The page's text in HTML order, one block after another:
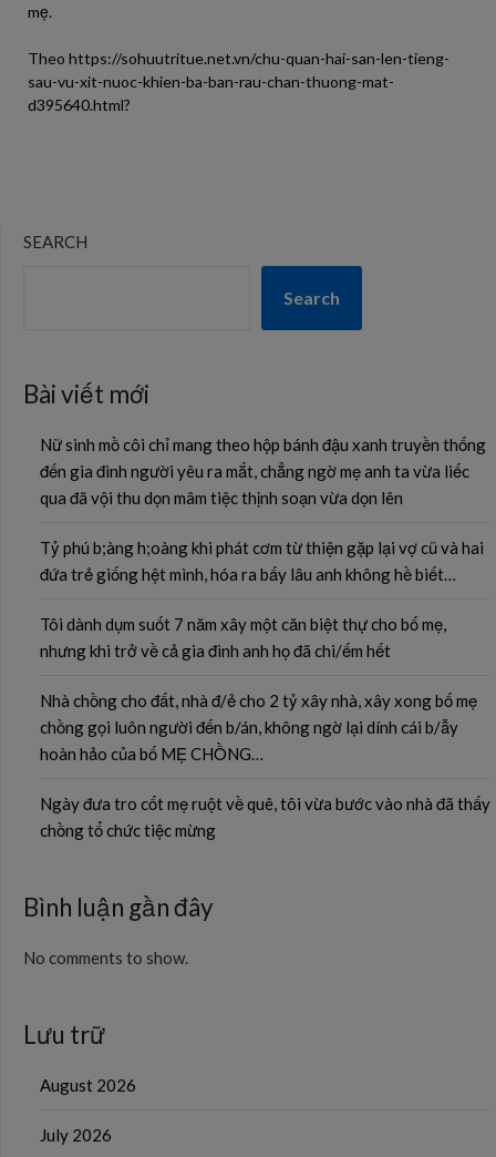
mẹ.
Theo https://sohuutritue.net.vn/chu-quan-hai-san-len-tieng-
sau-vu-xit-nuoc-khien-ba-ban-rau-chan-thuong-mat-
d395640.html?
SEARCH
Search
Bài viết mới
Nữ sinh mồ côi chỉ mang theo hộp bánh đậu xanh truyền thống
đến gia đình người yêu ra mắt, chẳng ngờ mẹ anh ta vừa liếc
qua đã vội thu dọn mâm tiệc thịnh soạn vừa dọn lên
Tỷ phú b;àng h;oàng khi phát cơm từ thiện gặp lại vợ cũ và hai
đứa trẻ giống hệt mình, hóa ra bấy lâu anh không hề biết…
Tôi dành dụm suốt 7 năm xây một căn biệt thự cho bố mẹ,
nhưng khi trở về cả gia đình anh họ đã chi/ếm hết
Nhà chồng cho đất, nhà đ/ẻ cho 2 tỷ xây nhà, xây xong bố mẹ
chồng gọi luôn người đến b/án, không ngờ lại dính cái b/ẫy
hoàn hảo của bố MẸ CHỒNG…
Ngày đưa tro cốt mẹ ruột về quê, tôi vừa bước vào nhà đã thấy
chồng tổ chức tiệc mừng
Bình luận gần đây
No comments to show.
Lưu trữ
August 2026
July 2026